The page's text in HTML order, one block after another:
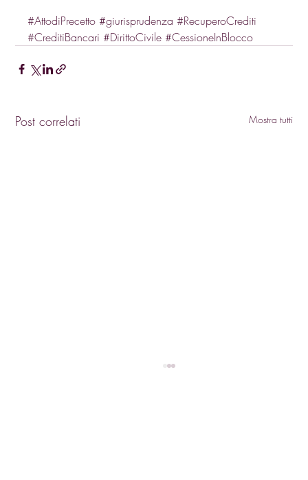
#AttodiPrecetto #giurisprudenza #RecuperoCrediti
#CreditiBancari #DirittoCivile #CessioneInBlocco
Post correlati Mostra tutti